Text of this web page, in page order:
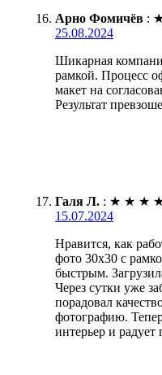
Арно Фомичёв :
25.08.2024
Шикарная
рамкой. Процесс
макет на
Результат
Галя Л. : ★ ★ ★
15.07.2024
Нравится, как
фото 30х30 с
быстрым.
Через сутки уже
порадовал
фотографию.
интерьер и радует